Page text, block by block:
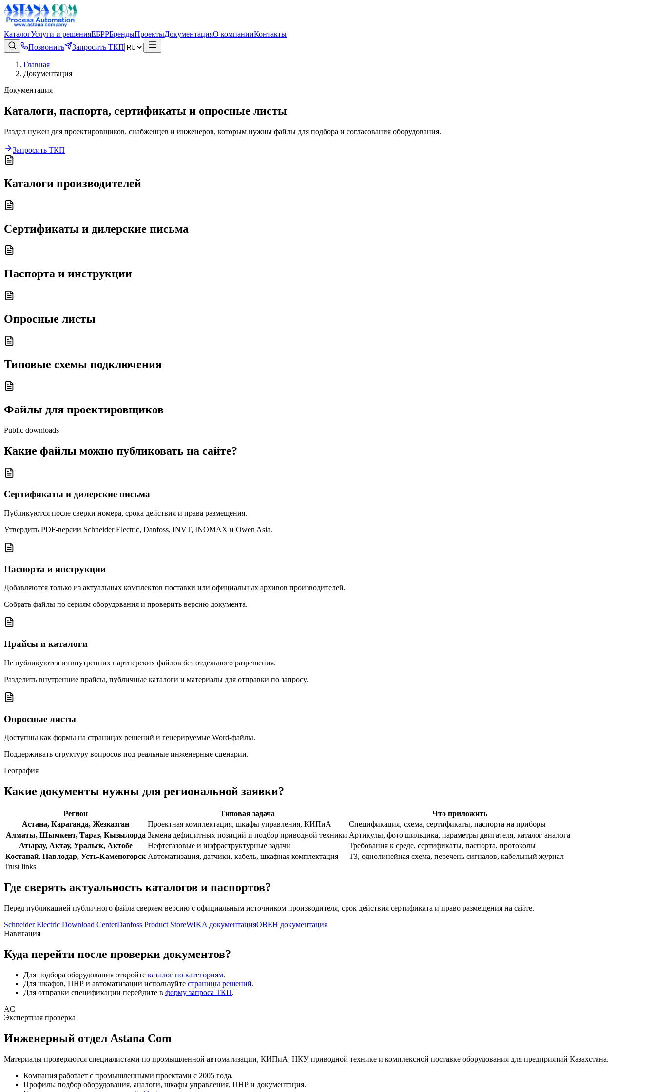
КаталогУслуги и решенияЕБРРБрендыПроектыДокументацияО компанииКонтакты
Позвонить
Запросить ТКП
Главная
Документация
Документация
Каталоги, паспорта, сертификаты и опросные листы
Раздел нужен для проектировщиков, снабженцев и инженеров, которым нужны файлы для подбора и согласования оборудования.
Запросить ТКП
Каталоги производителей
Сертификаты и дилерские письма
Паспорта и инструкции
Опросные листы
Типовые схемы подключения
Файлы для проектировщиков
Public downloads
Какие файлы можно публиковать на сайте?
Сертификаты и дилерские письма
Публикуются после сверки номера, срока действия и права размещения.
Утвердить PDF-версии Schneider Electric, Danfoss, INVT, INOMAX и Owen Asia.
Паспорта и инструкции
Добавляются только из актуальных комплектов поставки или официальных архивов производителей.
Собрать файлы по сериям оборудования и проверить версию документа.
Прайсы и каталоги
Не публикуются из внутренних партнерских файлов без отдельного разрешения.
Разделить внутренние прайсы, публичные каталоги и материалы для отправки по запросу.
Опросные листы
Доступны как формы на страницах решений и генерируемые Word-файлы.
Поддерживать структуру вопросов под реальные инженерные сценарии.
География
Какие документы нужны для региональной заявки?
Регион Типовая задача
Что приложить
Астана, Караганда, Жезказган
Проектная комплектация, шкафы управления, КИПиА
Спецификация, схема, сертификаты, паспорта на приборы
Алматы, Шымкент, Тараз, Кызылорда Замена дефицитных позиций и подбор приводной техники Артикулы, фото шильдика, параметры двигателя, каталог аналога
Атырау, Актау, Уральск, Актобе
Нефтегазовые и инфраструктурные задачи
Требования к среде, сертификаты, паспорта, протоколы
Костанай, Павлодар, Усть-Каменогорск Автоматизация, датчики, кабель, шкафная комплектация
ТЗ, однолинейная схема, перечень сигналов, кабельный журнал
Trust links
Где сверять актуальность каталогов и паспортов?
Перед публикацией публичного файла сверяем версию с официальным источником производителя, срок действия сертификата и право размещения на сайте.
Schneider Electric Download CenterDanfoss Product StoreWIKA документацияОВЕН документация
Навигация
Куда перейти после проверки документов?
Для подбора оборудования откройте каталог по категориям.
Для шкафов, ПНР и автоматизации используйте страницы решений.
Для отправки спецификации перейдите в форму запроса ТКП.
AC
Экспертная проверка
Инженерный отдел Astana Com
Материалы проверяются специалистами по промышленной автоматизации, КИПиА, НКУ, приводной технике и комплексной поставке оборудования для предприятий Казахстана.
Компания работает с промышленными проектами с 2005 года.
Профиль: подбор оборудования, аналоги, шкафы управления, ПНР и документация.